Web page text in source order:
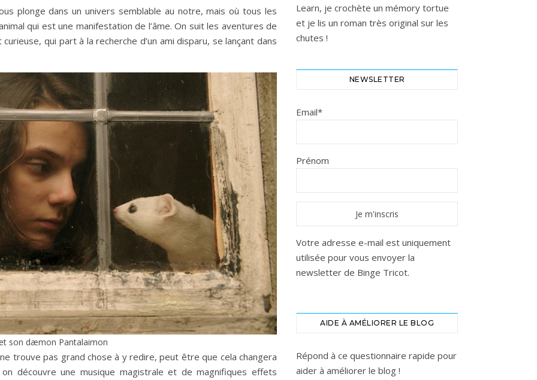
plonge dans un univers semblable au notre, mais où tous les
qui est une manifestation de l’âme. On suit les aventures de
qui part à la recherche d’un ami disparu, se lançant dans
son dæmon Pantalaimon
trouve pas grand chose à y redire, peut être que cela changera
découvre une musique magistrale et de magnifiques effets
Learn, je crochète un mémory tortue
et je lis un roman très original sur les
chutes !
NEWSLETTER
Email*
Prénom
Votre adresse e-mail est uniquement
utilisée pour vous envoyer la
newsletter de Binge Tricot.
AIDE À AMÉLIORER LE BLOG
Répond à ce questionnaire rapide pour
aider à améliorer le blog !